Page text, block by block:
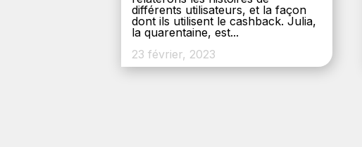
différents utilisateurs, et la façon
dont ils utilisent le cashback. Julia,
la quarentaine, est...
23 février, 2023